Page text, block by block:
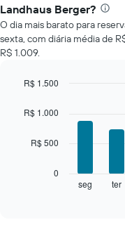
Landhaus Berger?
O dia mais barato para
sexta, com diária média de
R$ 1.009.
chart
with
bars.
graphic.
seg ter
0
R$ 500
R$ 1.000
R$ 1.500